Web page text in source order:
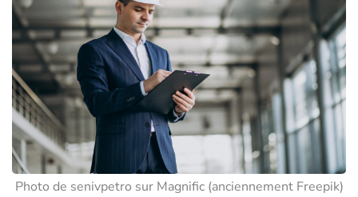
Photo de senivpetro sur Magnific (anciennement Freepik)